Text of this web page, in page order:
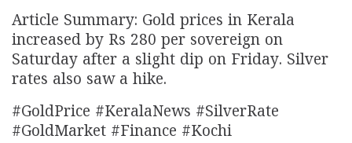
Article Summary: Gold prices in Kerala
increased by Rs 280 per sovereign on
Saturday after a slight dip on Friday. Silver
rates also saw a hike.
#GoldPrice #KeralaNews #SilverRate
#GoldMarket #Finance #Kochi